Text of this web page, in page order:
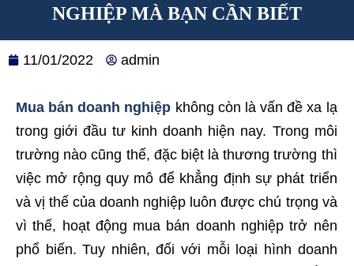
NGHIỆP MÀ BẠN CẦN BIẾT
11/01/2022 admin
Mua bán doanh nghiệp không còn là vấn đề xa lạ
trong giới đầu tư kinh doanh hiện nay. Trong môi
trường nào cũng thế, đặc biệt là thương trường thì
việc mở rộng quy mô để khẳng định sự phát triển
và vị thế của doanh nghiệp luôn được chú trọng và
vì thế, hoạt động mua bán doanh nghiệp trở nên
phổ biến. Tuy nhiên, đối với mỗi loại hình doanh